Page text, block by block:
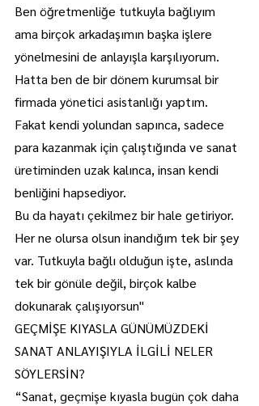
Ben öğretmenliğe tutkuyla bağlıyım
ama birçok arkadaşımın başka işlere
yönelmesini de anlayışla karşılıyorum.
Hatta ben de bir dönem kurumsal bir
firmada yönetici asistanlığı yaptım.
Fakat kendi yolundan sapınca, sadece
para kazanmak için çalıştığında ve sanat
üretiminden uzak kalınca, insan kendi
benliğini hapsediyor.
Bu da hayatı çekilmez bir hale getiriyor.
Her ne olursa olsun inandığım tek bir şey
var. Tutkuyla bağlı olduğun işte, aslında
tek bir gönüle değil, birçok kalbe
dokunarak çalışıyorsun"
GEÇMİŞE KIYASLA GÜNÜMÜZDEKİ
SANAT ANLAYIŞIYLA İLGİLİ NELER
SÖYLERSİN?
“Sanat, geçmişe kıyasla bugün çok daha